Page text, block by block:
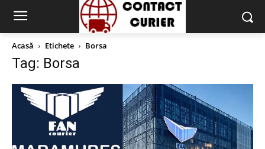
Acasă Etichete Borsa
Tag: Borsa